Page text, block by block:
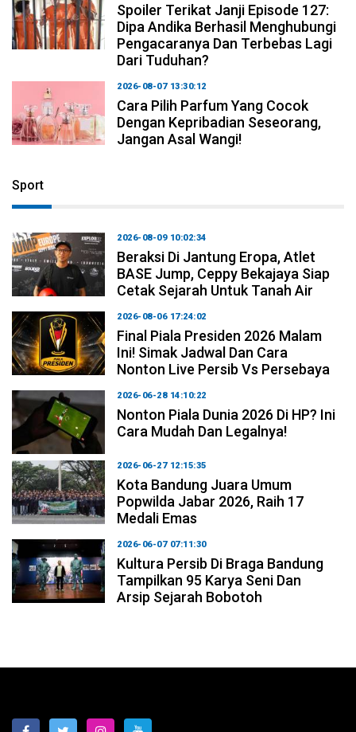
Spoiler Terikat Janji Episode 127:
Dipa Andika Berhasil Menghubungi
Pengacaranya Dan Terbebas Lagi
Dari Tuduhan?
2026-08-07 13:30:12
Cara Pilih Parfum Yang Cocok
Dengan Kepribadian Seseorang,
Jangan Asal Wangi!
Sport
2026-08-09 10:02:34
Beraksi Di Jantung Eropa, Atlet
BASE Jump, Ceppy Bekajaya Siap
Cetak Sejarah Untuk Tanah Air
2026-08-06 17:24:02
Final Piala Presiden 2026 Malam
Ini! Simak Jadwal Dan Cara
Nonton Live Persib Vs Persebaya
2026-06-28 14:10:22
Nonton Piala Dunia 2026 Di HP? Ini
Cara Mudah Dan Legalnya!
2026-06-27 12:15:35
Kota Bandung Juara Umum
Popwilda Jabar 2026, Raih 17
Medali Emas
2026-06-07 07:11:30
Kultura Persib Di Braga Bandung
Tampilkan 95 Karya Seni Dan
Arsip Sejarah Bobotoh